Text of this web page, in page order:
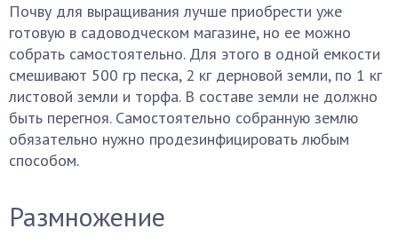
Почву для выращивания лучше приобрести уже
готовую в садоводческом магазине, но ее можно
собрать самостоятельно. Для этого в одной емкости
смешивают 500 гр песка, 2 кг дерновой земли, по 1 кг
листовой земли и торфа. В составе земли не должно
быть перегноя. Самостоятельно собранную землю
обязательно нужно продезинфицировать любым
способом.
Размножение